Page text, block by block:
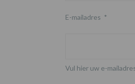
E-mailadres *
Vul hier uw e-